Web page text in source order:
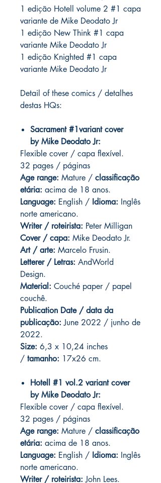
1 edição Hotell volume 2 #1 capa
variante de Mike Deodato Jr
1 edição New Think #1 capa
variante Mike Deodato Jr
1 edição Knighted #1 capa
variante Mike Deodato Jr
Detail of these comics / detalhes
destas HQs:
Sacrament #1variant cover
by Mike Deodato Jr:
Flexible cover / capa flexível.
32 pages / páginas
Age range: Mature / classificação
etária: acima de 18 anos.
Language: English / Idioma: Inglês
norte americano.
Writer / roteirista: Peter Milligan
Cover / capa: Mike Deodato Jr.
Art / arte: Marcelo Frusin.
Letterer / Letras: AndWorld
Design.
Material: Couché paper / papel
couchê.
Publication Date / data da
publicação: June 2022 / junho de
2022.
Size: 6,3 x 10,24 inches
/ tamanho: 17x26 cm.
Hotell #1 vol.2 variant cover
by Mike Deodato Jr:
Flexible cover / capa flexível.
32 pages / páginas
Age range: Mature / classificação
etária: acima de 18 anos.
Language: English / Idioma: Inglês
norte americano.
Writer / roteirista:John Lees.